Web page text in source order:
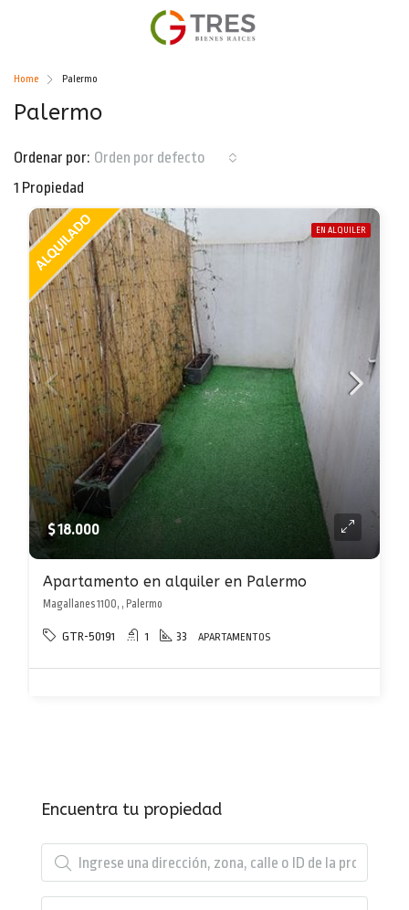
Home Palermo
Palermo
1 Propiedad
Ordenar por: Orden por defecto
EN ALQUILER
$ 18.000
Apartamento en alquiler en Palermo
Magallanes 1100, , Palermo
GTR-50191 1 33 APARTAMENTOS
Encuentra tu propiedad